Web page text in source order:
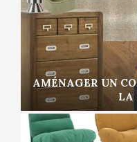
AMÉNAGER UN
LA